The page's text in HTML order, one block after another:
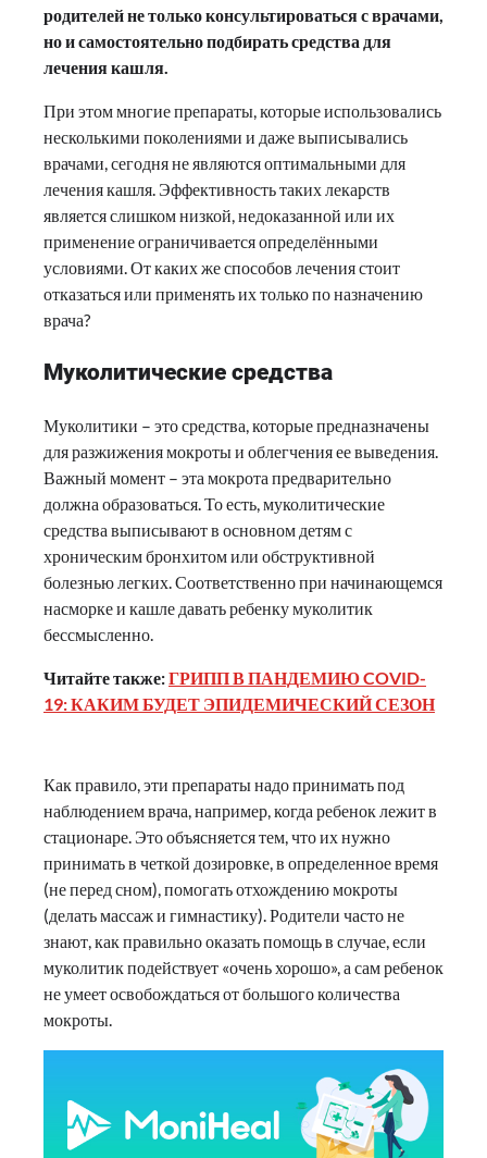
родителей не только консультироваться с врачами,
но и самостоятельно подбирать средства для
лечения кашля.
При этом многие препараты, которые использовались
несколькими поколениями и даже выписывались
врачами, сегодня не являются оптимальными для
лечения кашля. Эффективность таких лекарств
является слишком низкой, недоказанной или их
применение ограничивается определёнными
условиями. От каких же способов лечения стоит
отказаться или применять их только по назначению
врача?
Муколитические средства
Муколитики – это средства, которые предназначены
для разжижения мокроты и облегчения ее выведения.
Важный момент – эта мокрота предварительно
должна образоваться. То есть, муколитические
средства выписывают в основном детям с
хроническим бронхитом или обструктивной
болезнью легких. Соответственно при начинающемся
насморке и кашле давать ребенку муколитик
бессмысленно.
Читайте также:ГРИПП В ПАНДЕМИЮ COVID-
19: КАКИМ БУДЕТ ЭПИДЕМИЧЕСКИЙ СЕЗОН
Как правило, эти препараты надо принимать под
наблюдением врача, например, когда ребенок лежит в
стационаре. Это объясняется тем, что их нужно
принимать в четкой дозировке, в определенное время
(не перед сном), помогать отхождению мокроты
(делать массаж и гимнастику). Родители часто не
знают, как правильно оказать помощь в случае, если
муколитик подействует «очень хорошо», а сам ребенок
не умеет освобождаться от большого количества
мокроты.